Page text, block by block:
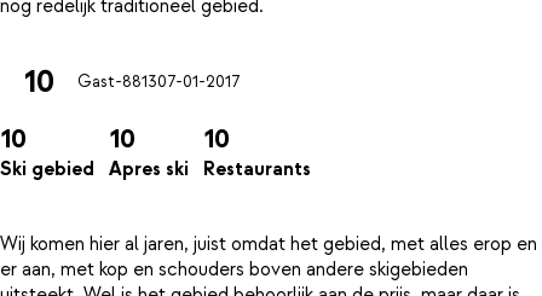
10 Gast-881307-01-2017
10
Ski gebied
10
Apres ski
10
Restaurants
Wij komen hier al jaren, juist omdat het gebied, met alles erop en
er aan, met kop en schouders boven andere skigebieden